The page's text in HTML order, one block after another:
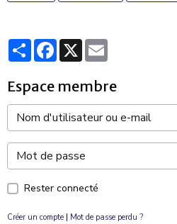
PartagerFacebook
X
Espace membre
Rester connecté
Créer un compte Mot de passe perdu ?